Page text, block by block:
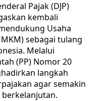
Pajak (DJP)
kembali
Usaha
sebagai tulang
Melalui
(PP) Nomor 20
langkah
agar semakin